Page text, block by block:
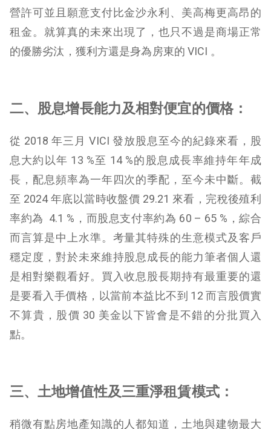
營許可並且願意支付比金沙永利、美高梅更高昂的
租金。就算真的未來出現了，也只不過是商場正常
的優勝劣汰，獲利方還是身為房東的 VICI 。
二、股息增長能力及相對便宜的價格：
從 2018 年三月 VICI 發放股息至今的紀錄來看，股
息大約以年 13 %至 14 %的股息成長率維持年年成
長，配息頻率為一年四次的季配，至今未中斷。截
至 2024 年底以當時收盤價 29.21 來看，完稅後殖利
率約為 4.1 %，而股息支付率約為 60 – 65 %，綜合
而言算是中上水準。考量其特殊的生意模式及客戶
穩定度，對於未來維持股息成長的能力筆者個人還
是相對樂觀看好。買入收息股長期持有最重要的還
是要看入手價格，以當前本益比不到 12 而言股價實
不算貴，股價 30 美金以下皆會是不錯的分批買入
點。
三、土地增值性及三重淨租賃模式：
稍微有點房地產知識的人都知道，土地與建物最大